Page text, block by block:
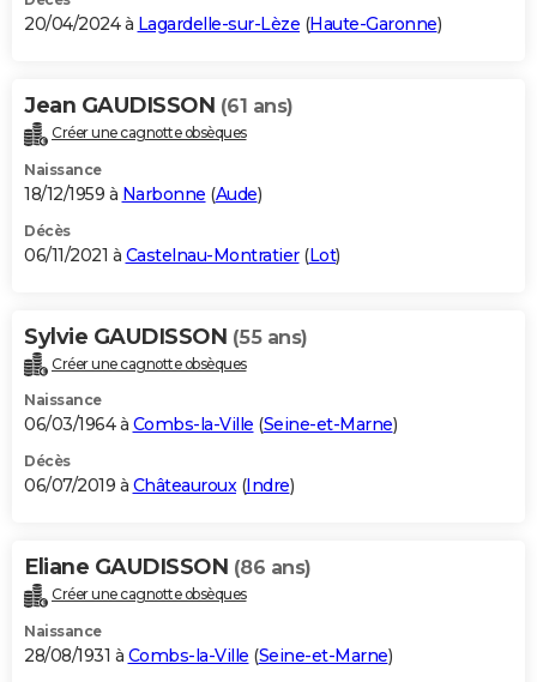
20/04/2024 à Lagardelle-sur-Lèze (Haute-Garonne)
Jean GAUDISSON (61 ans)
Créer une cagnotte obsèques
Naissance
18/12/1959 à Narbonne (Aude)
Décès
06/11/2021 à Castelnau-Montratier(Lot)
Sylvie GAUDISSON (55 ans)
Créer une cagnotte obsèques
Naissance
06/03/1964 à Combs-la-Ville (Seine-et-Marne)
Décès
06/07/2019 à Châteauroux(Indre)
Eliane GAUDISSON (86 ans)
Créer une cagnotte obsèques
Naissance
28/08/1931 à Combs-la-Ville (Seine-et-Marne)